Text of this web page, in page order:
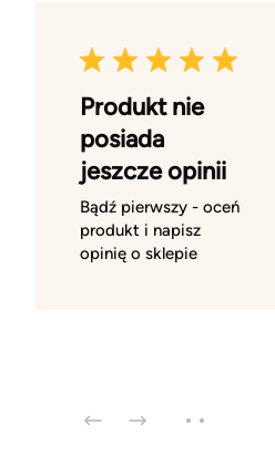
Produkt nie
posiada
jeszcze opinii
Bądź pierwszy - oceń
produkt i napisz
opinię o sklepie